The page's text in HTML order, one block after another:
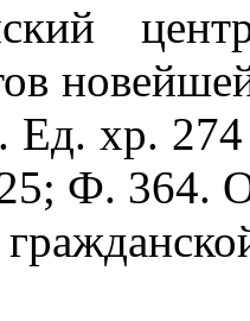
Ед. хр.
Ф. 364.